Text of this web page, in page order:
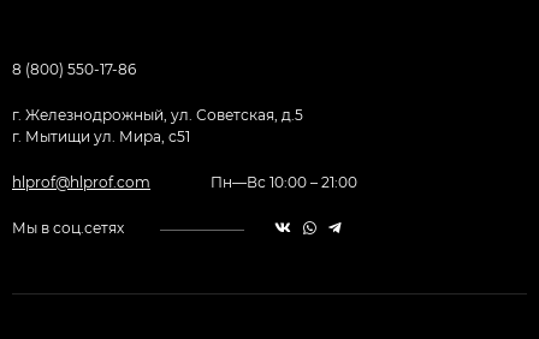
8 (800) 550-17-86
г. Железнодрожный, ул. Советская, д.5
г. Мытищи ул. Мира, с51
hlprof@hlprof.com Пн—Вс 10:00 – 21:00
Мы в соц.сетях